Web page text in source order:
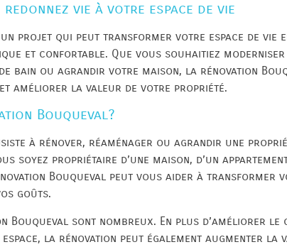
vie à votre espace de vie
projet qui peut transformer votre espace de vie
et confortable. Que vous souhaitiez
bain ou agrandir votre maison, la rénovation
améliorer la valeur de votre propriété.
Bouqueval?
à rénover, réaménager ou agrandir une
soyez propriétaire d’une maison, d’un
Bouqueval peut vous aider à transformer
goûts.
Bouqueval sont nombreux. En plus d’améliorer
la rénovation peut également augmenter la